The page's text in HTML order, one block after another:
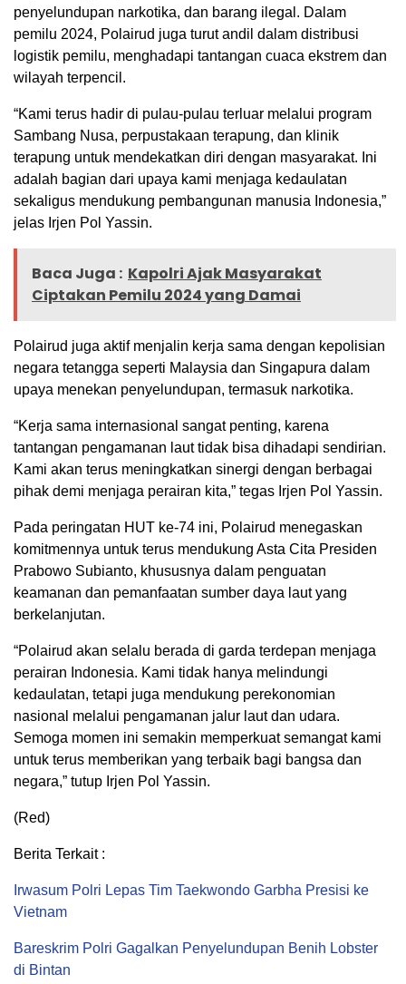
penyelundupan narkotika, dan barang ilegal. Dalam
pemilu 2024, Polairud juga turut andil dalam distribusi
logistik pemilu, menghadapi tantangan cuaca ekstrem dan
wilayah terpencil.
“Kami terus hadir di pulau-pulau terluar melalui program
Sambang Nusa, perpustakaan terapung, dan klinik
terapung untuk mendekatkan diri dengan masyarakat. Ini
adalah bagian dari upaya kami menjaga kedaulatan
sekaligus mendukung pembangunan manusia Indonesia,”
jelas Irjen Pol Yassin.
Baca Juga : Kapolri Ajak Masyarakat
Ciptakan Pemilu 2024 yang Damai
Polairud juga aktif menjalin kerja sama dengan kepolisian
negara tetangga seperti Malaysia dan Singapura dalam
upaya menekan penyelundupan, termasuk narkotika.
“Kerja sama internasional sangat penting, karena
tantangan pengamanan laut tidak bisa dihadapi sendirian.
Kami akan terus meningkatkan sinergi dengan berbagai
pihak demi menjaga perairan kita,” tegas Irjen Pol Yassin.
Pada peringatan HUT ke-74 ini, Polairud menegaskan
komitmennya untuk terus mendukung Asta Cita Presiden
Prabowo Subianto, khususnya dalam penguatan
keamanan dan pemanfaatan sumber daya laut yang
berkelanjutan.
“Polairud akan selalu berada di garda terdepan menjaga
perairan Indonesia. Kami tidak hanya melindungi
kedaulatan, tetapi juga mendukung perekonomian
nasional melalui pengamanan jalur laut dan udara.
Semoga momen ini semakin memperkuat semangat kami
untuk terus memberikan yang terbaik bagi bangsa dan
negara,” tutup Irjen Pol Yassin.
(Red)
Berita Terkait :
Irwasum Polri Lepas Tim Taekwondo Garbha Presisi ke
Vietnam
Bareskrim Polri Gagalkan Penyelundupan Benih Lobster
di Bintan